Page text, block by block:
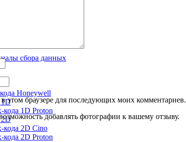
сбора данных
Honeywell
1D
1D Proton
2D
кода 2D Cino
2D Proton
этом браузере для последующих моих комментариев.
добавлять фотографии к вашему отзыву.